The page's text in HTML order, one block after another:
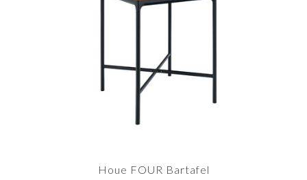
Houe FOUR Bartafel